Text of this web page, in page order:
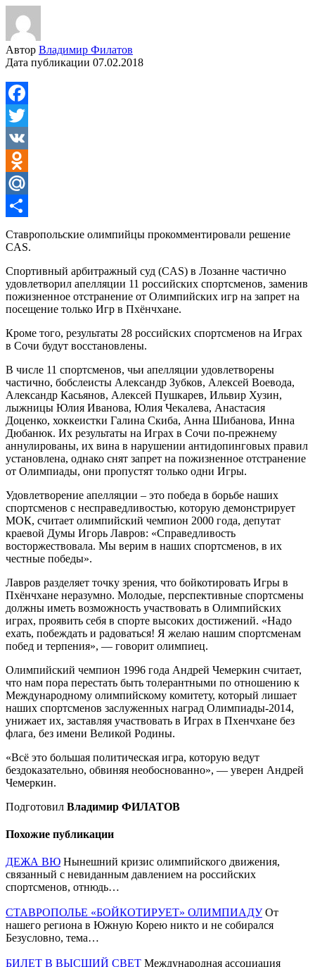
Автор Владимир Филатов
Дата публикации 07.02.2018
Facebook
Twitter
VK
Odnoklassniki
Mail.Ru
Отправить
Ставропольские олимпийцы прокомментировали решение
CAS.
Спортивный арбитражный суд (CAS) в Лозанне частично
удовлетворил апелляции 11 российских спортсменов, заменив
пожизненное отстранение от Олимпийских игр на запрет на
посещение только Игр в Пхёнчхане.
Кроме того, результаты 28 российских спортсменов на Играх
в Сочи будут восстановлены.
В числе 11 спортсменов, чьи апелляции удовлетворены
частично, бобслеисты Александр Зубков, Алексей Воевода,
Александр Касьянов, Алексей Пушкарев, Ильвир Хузин,
лыжницы Юлия Иванова, Юлия Чекалева, Анастасия
Доценко, хоккеистки Галина Скиба, Анна Шибанова, Инна
Дюбанюк. Их результаты на Играх в Сочи по-прежнему
аннулированы, их вина в нарушении антидопинговых правил
установлена, однако снят запрет на пожизненное отстранение
от Олимпиады, они пропустят только одни Игры.
Удовлетворение апелляции – это победа в борьбе наших
спортсменов с несправедливостью, которую демонстрирует
МОК, считает олимпийский чемпион 2000 года, депутат
краевой Думы Игорь Лавров: «Справедливость
восторжествовала. Мы верим в наших спортсменов, в их
честные победы».
Лавров разделяет точку зрения, что бойкотировать Игры в
Пхёнчхане неразумно. Молодые, перспективные спортсмены
должны иметь возможность участвовать в Олимпийских
играх, проявить себя в спорте высоких достижений. «Надо
ехать, побеждать и радоваться! Я желаю нашим спортсменам
побед и терпения», — говорит олимпиец.
Олимпийский чемпион 1996 года Андрей Чемеркин считает,
что нам пора перестать быть толерантными по отношению к
Международному олимпийскому комитету, который лишает
наших спортсменов заслуженных наград Олимпиады-2014,
унижает их, заставляя участвовать в Играх в Пхенчхане без
флага, без имени Великой Родины.
«Всё это большая политическая игра, которую ведут
бездоказательно, обвиняя необоснованно», — уверен Андрей
Чемеркин.
Подготовил Владимир ФИЛАТОВ
Похожие публикации
ДЕЖА ВЮ Нынешний кризис олимпийского движения,
связанный с невиданным давлением на российских
спортсменов, отнюдь…
СТАВРОПОЛЬЕ «БОЙКОТИРУЕТ» ОЛИМПИАДУ От
нашего региона в Южную Корею никто и не собирался
Безусловно, тема…
БИЛЕТ В ВЫСШИЙ СВЕТ Международная ассоциация